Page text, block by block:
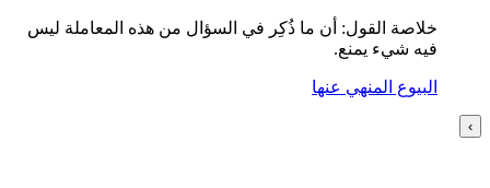
خلاصة القول: أن ما ذُكِر في السؤال من هذه المعاملة ليس
فيه شيء يمنع.
البيوع المنهي عنها
›